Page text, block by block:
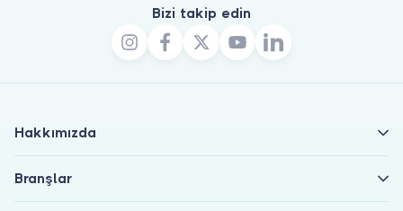
Bizi takip edin
Hakkımızda
Branşlar